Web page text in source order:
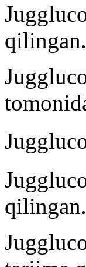
qilingan.
qilingan.